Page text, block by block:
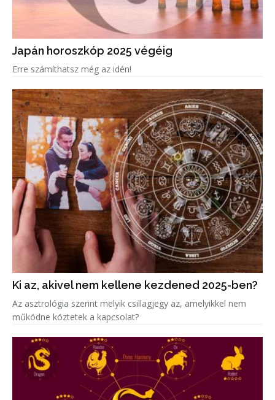
Japán horoszkóp 2025 végéig
Erre számíthatsz még az idén!
Ki az, akivel nem kellene kezdened 2025-ben?
Az asztrológia szerint melyik csillagjegy az, amelyikkel nem
működne köztetek a kapcsolat?